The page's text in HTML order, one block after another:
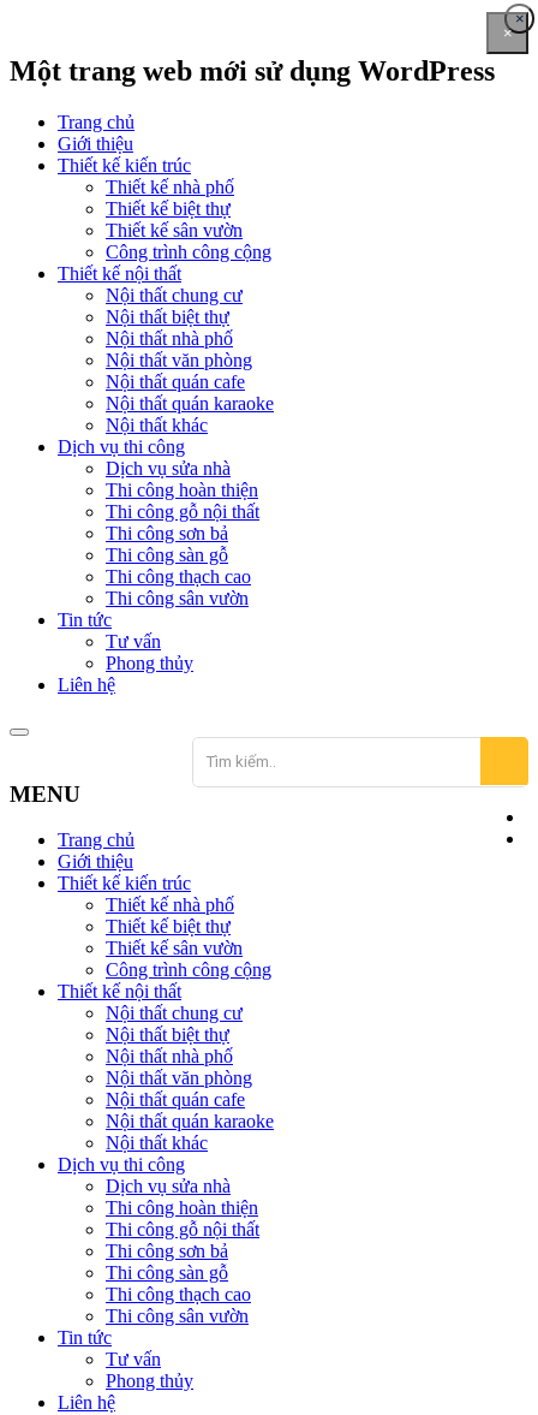
Một trang web mới sử dụng WordPress
Trang chủ
Giới thiệu
Thiết kế kiến trúc
Thiết kế nhà phố
Thiết kế biệt thự
Thiết kế sân vườn
Công trình công cộng
Thiết kế nội thất
Nội thất chung cư
Nội thất biệt thự
Nội thất nhà phố
Nội thất văn phòng
Nội thất quán cafe
Nội thất quán karaoke
Nội thất khác
Dịch vụ thi công
Dịch vụ sửa nhà
Thi công hoàn thiện
Thi công gỗ nội thất
Thi công sơn bả
Thi công sàn gỗ
Thi công thạch cao
Thi công sân vườn
Tin tức
Tư vấn
Phong thủy
Liên hệ
MENU
Trang chủ
Giới thiệu
Thiết kế kiến trúc
Thiết kế nhà phố
Thiết kế biệt thự
Thiết kế sân vườn
Công trình công cộng
Thiết kế nội thất
Nội thất chung cư
Nội thất biệt thự
Nội thất nhà phố
Nội thất văn phòng
Nội thất quán cafe
Nội thất quán karaoke
Nội thất khác
Dịch vụ thi công
Dịch vụ sửa nhà
Thi công hoàn thiện
Thi công gỗ nội thất
Thi công sơn bả
Thi công sàn gỗ
Thi công thạch cao
Thi công sân vườn
Tin tức
Tư vấn
Phong thủy
Liên hệ
×
×